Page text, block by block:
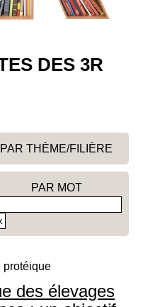
DES 3R
PAR THÈME/FILIÈRE
PAR MOT
protéique
des élevages